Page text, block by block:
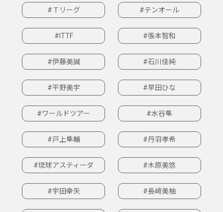
#Ｔリーグ #テンオール
#ITTF #張本智和
#伊藤美誠 #石川佳純
#平野美宇 #早田ひな
#ワールドツアー #水谷隼
#戸上隼輔 #丹羽孝希
#琉球アスティーダ #木原美悠
#宇田幸矢 #長﨑美柚